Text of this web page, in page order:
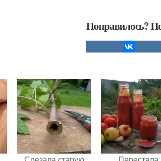
Понравилось?